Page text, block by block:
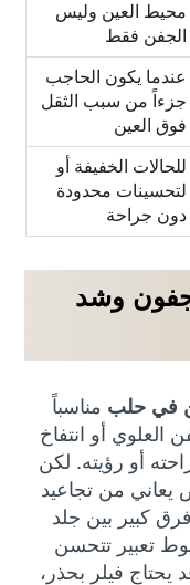
محيط العين وليس
الجفن فقط
عندما يكون الحاجب
جزءاً من سبب الثقل
فوق العين
للحالات الخفيفة أو
لتحسينات محدودة
دون جراحة
وشد
في حلب مناسباً
أو انتفاخ
أو رؤيته. لكن
من تجاعيد
كبير بين جلد
تعبير تتحسن
يحتاج فيلر بحذر،